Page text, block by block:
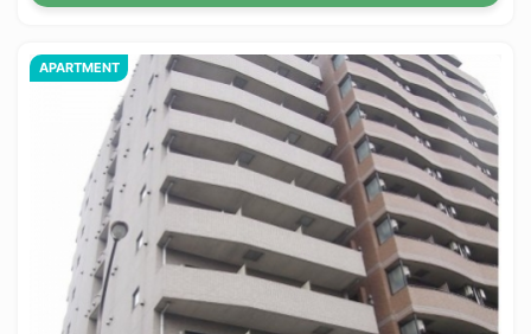
APARTMENT